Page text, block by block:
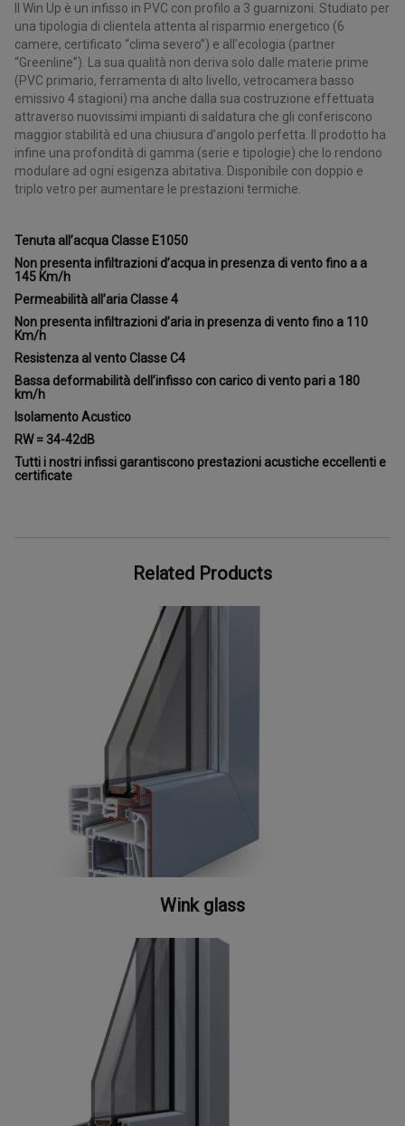
Il Win Up è un infisso in PVC con profilo a 3 guarnizoni. Studiato per
una tipologia di clientela attenta al risparmio energetico (6
camere, certificato “clima severo”) e all’ecologia (partner
“Greenline”). La sua qualità non deriva solo dalle materie prime
(PVC primario, ferramenta di alto livello, vetrocamera basso
emissivo 4 stagioni) ma anche dalla sua costruzione effettuata
attraverso nuovissimi impianti di saldatura che gli conferiscono
maggior stabilità ed una chiusura d’angolo perfetta. Il prodotto ha
infine una profondità di gamma (serie e tipologie) che lo rendono
modulare ad ogni esigenza abitativa. Disponibile con doppio e
triplo vetro per aumentare le prestazioni termiche.
Tenuta all’acqua Classe E1050
Non presenta infiltrazioni d’acqua in presenza di vento fino a a
145 Km/h
Permeabilità all’aria Classe 4
Non presenta infiltrazioni d’aria in presenza di vento fino a 110
Km/h
Resistenza al vento Classe C4
Bassa deformabilità dell’infisso con carico di vento pari a 180
km/h
Isolamento Acustico
RW = 34-42dB
Tutti i nostri infissi garantiscono prestazioni acustiche eccellenti e
certificate
Related Products
Wink glass